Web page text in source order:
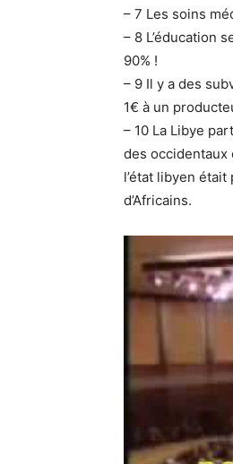
– 7 Les soins
– 8 L’éducation
90% !
– 9 Il y a des
1€ à un
– 10 La Libye
des occidentaux
l’état libyen
d’Africains.